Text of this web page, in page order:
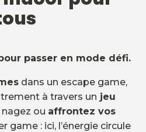
passer en mode défi.
dans un escape game,
à travers un jeu
nagez ou affrontez vos
game : ici, l’énergie circule